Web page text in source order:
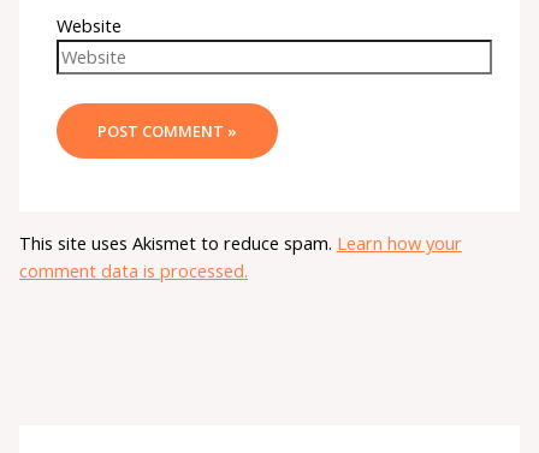
Website
This site uses Akismet to reduce spam. Learn how your
comment data is processed.